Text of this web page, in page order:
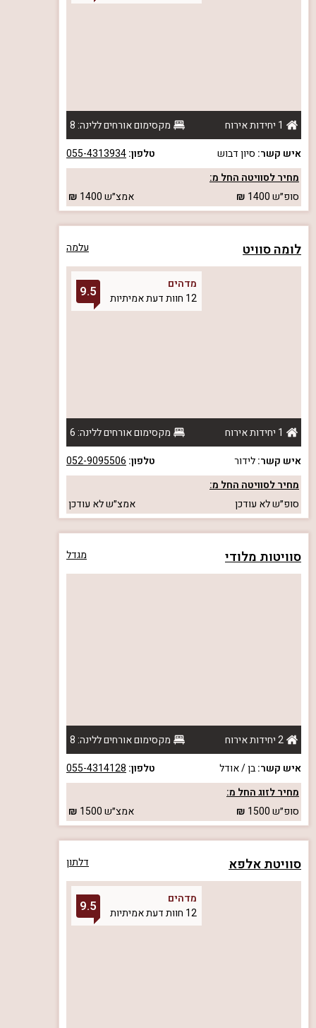
1 יחידות אירוח
מקסימום אורחים ללינה: 8
איש קשר: סיון דבוש טלפון:055-4313934
מחיר לסוויטה החל מ:
סופ״ש1400 אמצ״ש1400
לומה סוויט עלמה
מדהים
12 חוות דעת אמיתיות
9.5
1 יחידות אירוח
מקסימום אורחים ללינה: 6
איש קשר:לידור טלפון: 052-9095506
מחיר לסוויטה החל מ:
סופ״שלא עודכן אמצ״שלא עודכן
סוויטות מלודי מגדל
2 יחידות אירוח
מקסימום אורחים ללינה: 8
איש קשר:בן / אודל טלפון: 055-4314128
מחיר לזוג החל מ:
סופ״ש1500 אמצ״ש1500
סוויטת אלפא דלתון
מדהים
12 חוות דעת אמיתיות
9.5